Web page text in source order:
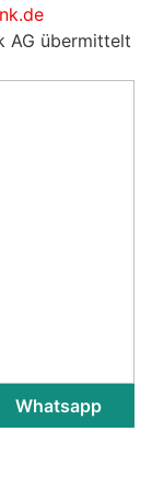
AG übermittelt
Whatsapp